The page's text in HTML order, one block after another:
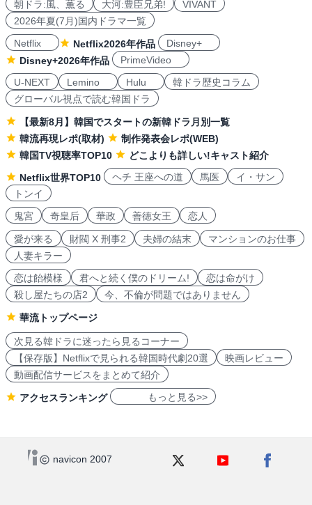
朝ドラ:風、薫る 大河:豊臣兄弟!
VIVANT
2026年夏(7月)国内ドラマ一覧
Netflix
Netflix2026年作品
Disney+
Disney+2026年作品
PrimeVideo
U-NEXT
Lemino Hulu
韓ドラ歴史コラム
グローバル視点で読む韓国ドラ
【最新8月】韓国でスタートの新韓ドラ月別一覧
韓流再現レポ(取材)
制作発表会レポ(WEB)
韓国TV視聴率TOP10
どこよりも詳しい!キャスト紹介
Netflix世界TOP10
ヘチ 王座への道 馬医
イ・サン
トンイ
鬼宮
奇皇后 華政 善徳女王 恋人
愛が来る 財閥 X 刑事2 夫婦の結末
マンションのお仕事
人妻キラー
恋は飴模様
君へと続く僕のドリーム!
恋は命がけ
殺し屋たちの店2
今、不倫が問題ではありません
華流トップページ
次見る韓ドラに迷ったら見るコーナー
【保存版】Netflixで見られる韓国時代劇20選
映画レビュー
動画配信サービスをまとめて紹介
アクセスランキング もっと見る>>
navicon 2007